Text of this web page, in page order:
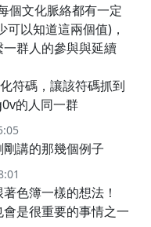
個文化脈絡都有一定
以知道這兩個值)，
群人的參與與延續
符碼，讓該符碼抓到
的人同一群
講的那幾個例子
色簿一樣的想法！
是很重要的事情之一